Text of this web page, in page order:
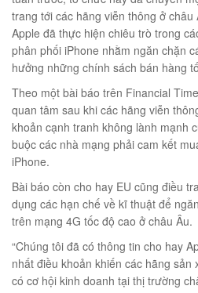
Jeep giá rẻ 04
GIỎ
hàn quốc cao cấp
₫
trang tới các hãng viễn thông ở
Apple đã thực hiện chiêu trò trong
phân phối iPhone nhằm ngăn chặn
hưởng những chính sách bán hàng
Theo một bài báo trên Financial
quan tâm sau khi các hãng viễn
khoản cạnh tranh không lành mạnh
buộc các nhà mạng phải cam kết
iPhone.
Bài báo còn cho hay EU cũng điều
dụng các hạn chế về kĩ thuật để
trên mạng 4G tốc độ cao ở châu Âu.
“Chúng tôi đã có thông tin cho hay
nhất điều khoản khiến các hãng sản
có cơ hội kinh doanh tại thị trường